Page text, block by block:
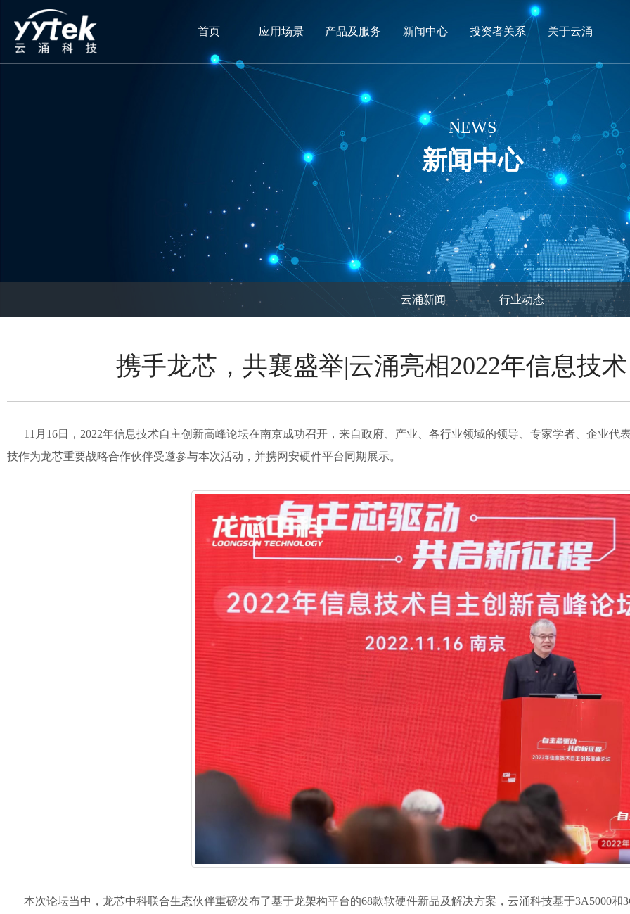
首页 应用场景 产品及服务 新闻中心 投资者关系 关于云涌
NEWS
新闻中心
云涌新闻 行业动态
携手龙芯，共襄盛举|云涌亮相2022年信息技
11月16日，2022年信息技术自主创新高峰论坛在南京成功召开，来自政府、产业、各行业领域的领导、专家学者、企业代
技作为龙芯重要战略合作伙伴受邀参与本次活动，并携网安硬件平台同期展示。
本次论坛当中，龙芯中科联合生态伙伴重磅发布了基于龙架构平台的68款软硬件新品及解决方案，云涌科技基于3A5000和